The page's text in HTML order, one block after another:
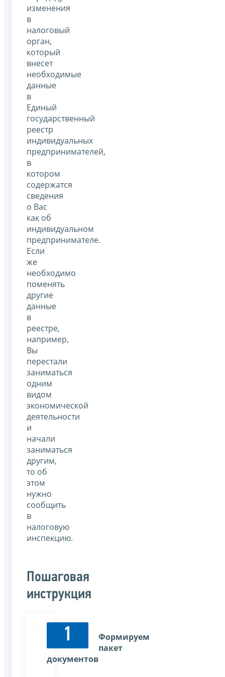
изменения
в
налоговый
орган,
который
внесет
необходимые
данные
в
Единый
государственный
реестр
индивидуальных
предпринимателей,
в
котором
содержатся
сведения
о Вас
как об
индивидуальном
предпринимателе.
Если
же
необходимо
поменять
другие
данные
в
реестре,
например,
Вы
перестали
заниматься
одним
видом
экономической
деятельности
и
начали
заниматься
другим,
то об
этом
нужно
сообщить
в
налоговую
инспекцию.
Пошаговая
инструкция
1
Формируем
пакет
документов